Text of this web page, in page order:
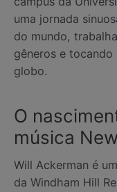
uma jornada
do mundo,
gêneros e
globo.
O
música
Will Ackerman é
da Windham Hill